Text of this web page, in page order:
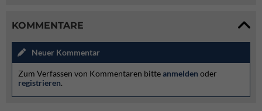
KOMMENTARE
Neuer Kommentar
Zum Verfassen von Kommentaren bitteanmelden oder
registrieren.